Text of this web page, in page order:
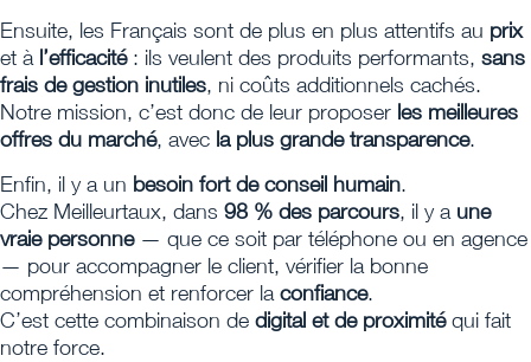
Ensuite, les Français sont de plus en plus attentifs au prix
et à l’efficacité: ils veulent des produits performants, sans
frais de gestion inutiles, ni coûts additionnels cachés.
Notre mission, c’est donc de leur proposer les meilleures
offres du marché, avec la plus grande transparence.
Enfin, il y a un besoin fort de conseil humain.
Chez Meilleurtaux, dans 98 % des parcours, il y a une
vraie personne— que ce soit par téléphone ou en agence
— pour accompagner le client, vérifier la bonne
compréhension et renforcer la confiance.
C’est cette combinaison de digital et de proximitéqui fait
notre force.